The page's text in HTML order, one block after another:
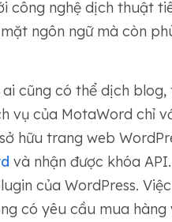
công nghệ dịch thuật
ngôn ngữ mà còn
cũng có thể dịch
vụ của MotaWord chỉ
hữu trang web
và nhận được khóa
của WordPress.
có yêu cầu mua hàng